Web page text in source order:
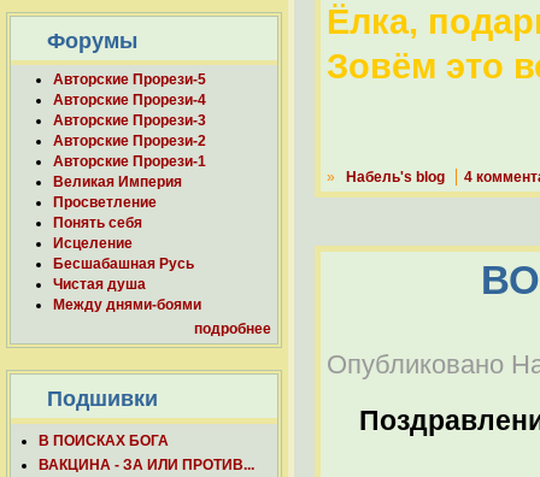
Форумы
Авторские Прорези-5
Авторские Прорези-4
Авторские Прорези-3
Авторские Прорези-2
Авторские Прорези-1
Великая Империя
Просветление
Понять себя
Исцеление
Бесшабашная Русь
Чистая душа
Между днями-боями
подробнее
Подшивки
В ПОИСКАХ БОГА
ВАКЦИНА - ЗА ИЛИ ПРОТИВ...
Ёлка,
Зовём это
» Набель's blog 4
Опубликовано